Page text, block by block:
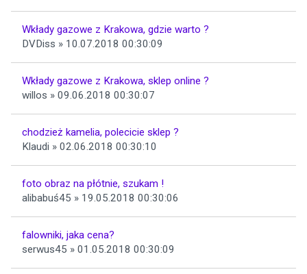
Wkłady gazowe z Krakowa, gdzie warto ?
DVDiss » 10.07.2018 00:30:09
Wkłady gazowe z Krakowa, sklep online ?
willos » 09.06.2018 00:30:07
chodzież kamelia, polecicie sklep ?
Klaudi » 02.06.2018 00:30:10
foto obraz na płótnie, szukam !
alibabuś45 » 19.05.2018 00:30:06
falowniki, jaka cena?
serwus45 » 01.05.2018 00:30:09